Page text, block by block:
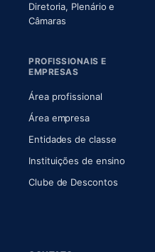
Diretoria, Plenário e
Câmaras(abre em nova aba)
PROFISSIONAIS E
EMPRESAS
Área profissional
Área empresa
Entidades de classe
Instituições de ensino
Clube de Descontos